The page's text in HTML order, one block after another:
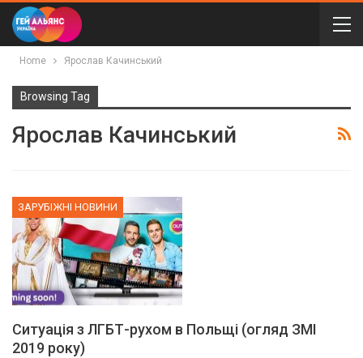
Home Ярослав Качинський
Browsing Tag
Ярослав Качинський
ЗАРУБІЖНІ НОВИНИ
Ситуація з ЛГБТ-рухом в Польщі (огляд ЗМІ
2019 року)